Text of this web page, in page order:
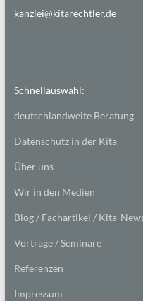
kanzlei@kitarechtler.de
Schnellauswahl:
deutschlandweite Beratung
Datenschutz in der Kita
Über uns
Wir in den Medien
Blog / Fachartikel / Kita-
Vorträge / Seminare
Referenzen
Impressum